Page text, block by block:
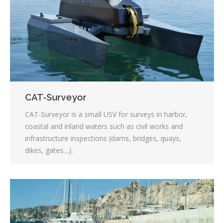
CAT-Surveyor
CAT-Surveyor is a small USV for surveys in harbor,
coastal and inland waters such as civil works and
infrastructure inspections (dams, bridges, quays,
dikes, gates…).